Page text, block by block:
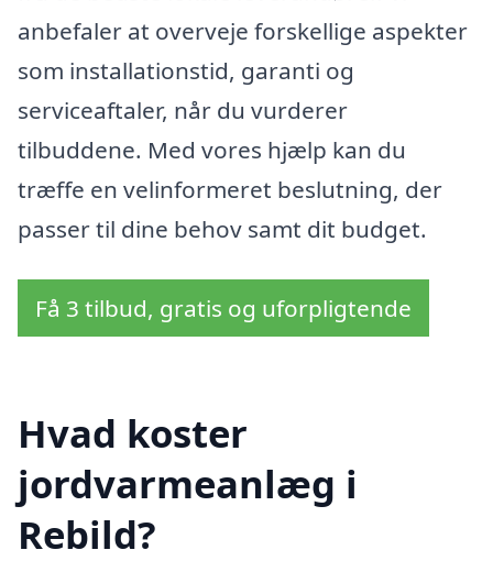
anbefaler at overveje forskellige aspekter
som installationstid, garanti og
serviceaftaler, når du vurderer
tilbuddene. Med vores hjælp kan du
træffe en velinformeret beslutning, der
passer til dine behov samt dit budget.
Få 3 tilbud, gratis og uforpligtende
Hvad koster
jordvarmeanlæg i
Rebild?